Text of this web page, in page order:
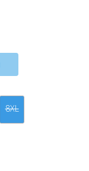
8XL